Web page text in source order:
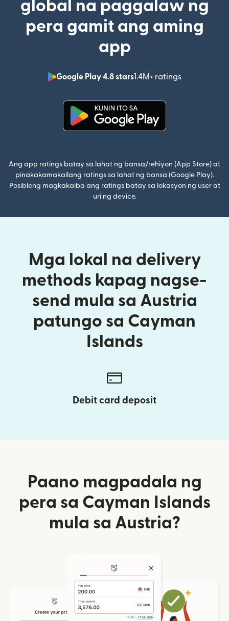
global na paggalaw ng
pera gamit ang aming
app
Google Play 4.8 stars1.4M+ ratings
(bubukas
Ang app ratings batay sa lahat ng bansa/rehiyon (App Store) at
pinakakamakailang ratings sa lahat ng bansa (Google Play).
Posibleng magkakaiba ang ratings batay sa lokasyon ng user at
uri ng device.
Mga lokal na delivery
methods kapag nagse-
send mula sa Austria
patungo sa Cayman
Islands
Debit card deposit
Paano magpadala ng
pera sa Cayman Islands
mula sa Austria?